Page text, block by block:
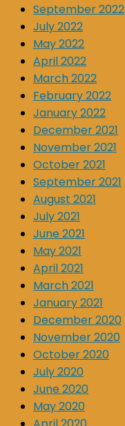
September 2022
July 2022
May 2022
April 2022
March 2022
February 2022
January 2022
December 2021
November 2021
October 2021
September 2021
August 2021
July 2021
June 2021
May 2021
April 2021
March 2021
January 2021
December 2020
November 2020
October 2020
July 2020
June 2020
May 2020